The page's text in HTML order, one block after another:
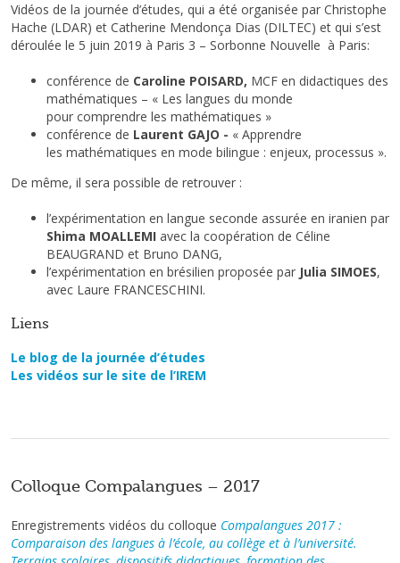
Vidéos de la journée d’études, qui a été organisée par Christophe
Hache (LDAR) et Catherine Mendonça Dias (DILTEC) et qui s’est
déroulée le 5 juin 2019 à Paris 3 – Sorbonne Nouvelle à Paris:
conférence de Caroline POISARD, MCF en didactiques des
mathématiques – « Les langues du monde
pour comprendre les mathématiques »
conférence de Laurent GAJO - « Apprendre
les mathématiques en mode bilingue : enjeux, processus ».
De même, il sera possible de retrouver :
l’expérimentation en langue seconde assurée en iranien par
Shima MOALLEMI avec la coopération de Céline
BEAUGRAND et Bruno DANG,
l’expérimentation en brésilien proposée par Julia SIMOES,
avec Laure FRANCESCHINI.
Liens
Le blog de la journée d’études
Les vidéos sur le site de l’IREM
Colloque Compalangues – 2017
Enregistrements vidéos du colloque Compalangues 2017 :
Comparaison des langues à l’école, au collège et à l’université.